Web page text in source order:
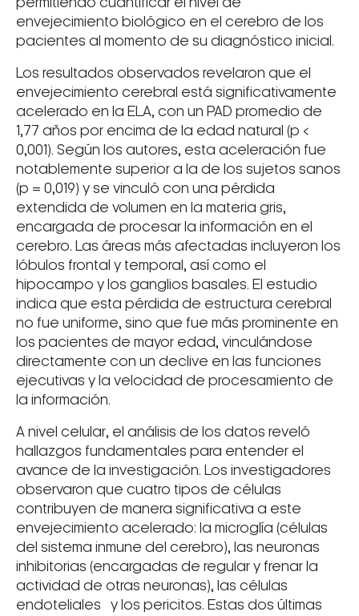
envejecimiento biológico en el cerebro de los
pacientes al momento de su diagnóstico inicial.
Los resultados observados revelaron que el
envejecimiento cerebral está significativamente
acelerado en la ELA, con un PAD promedio de
1,77 años por encima de la edad natural (p <
0,001). Según los autores, esta aceleración fue
notablemente superior a la de los sujetos sanos
(p = 0,019) y se vinculó con una pérdida
extendida de volumen en la materia gris,
encargada de procesar la información en el
cerebro. Las áreas más afectadas incluyeron los
lóbulos frontal y temporal, así como el
hipocampo y los ganglios basales. El estudio
indica que esta pérdida de estructura cerebral
no fue uniforme, sino que fue más prominente en
los pacientes de mayor edad, vinculándose
directamente con un declive en las funciones
ejecutivas y la velocidad de procesamiento de
la información.
A nivel celular, el análisis de los datos reveló
hallazgos fundamentales para entender el
avance de la investigación. Los investigadores
observaron que cuatro tipos de células
contribuyen de manera significativa a este
envejecimiento acelerado: la microglía (células
del sistema inmune del cerebro), las neuronas
inhibitorias (encargadas de regular y frenar la
actividad de otras neuronas), las células
endoteliales y los pericitos. Estas dos últimas